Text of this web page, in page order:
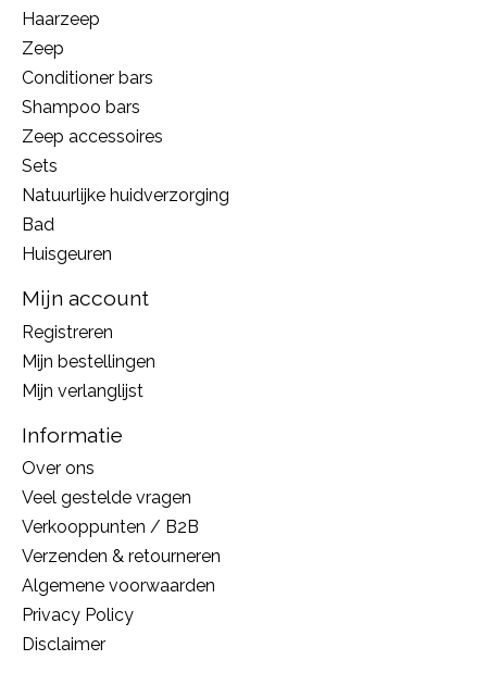
Haarzeep
Zeep
Conditioner bars
Shampoo bars
Zeep accessoires
Sets
Natuurlijke huidverzorging
Bad
Huisgeuren
Mijn account
Registreren
Mijn bestellingen
Mijn verlanglijst
Informatie
Over ons
Veel gestelde vragen
Verkooppunten / B2B
Verzenden & retourneren
Algemene voorwaarden
Privacy Policy
Disclaimer